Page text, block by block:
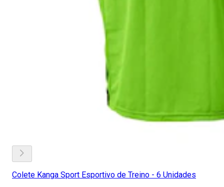
Colete Kanga Sport Esportivo de Treino - 6 Unidades